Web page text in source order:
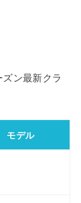
ン最新クラ
モデル